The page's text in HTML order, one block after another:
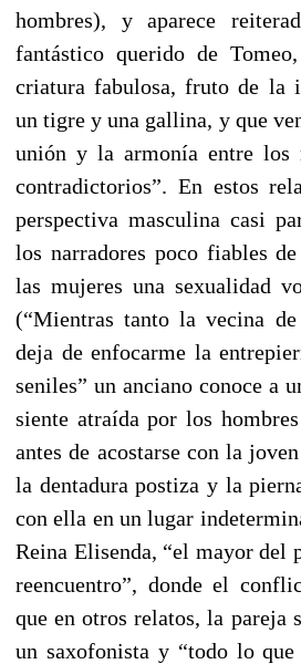
hombres), y aparece
fantástico querido de
criatura fabulosa, fruto de la
un tigre y una gallina, y que
unión y la armonía entre los
contradictorios”. En estos
perspectiva masculina casi
los narradores poco fiables
las mujeres una sexualidad
(“Mientras tanto la vecina
deja de enfocarme la
seniles” un anciano conoce a
siente atraída por los
antes de acostarse con la
la dentadura postiza y la
con ella en un lugar
Reina Elisenda, “el mayor del
reencuentro”, donde el
que en otros relatos, la pareja
un saxofonista y “todo lo que